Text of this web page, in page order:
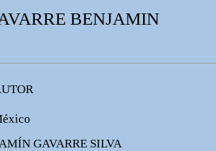
BENJAMIN
GAVARRE SILVA